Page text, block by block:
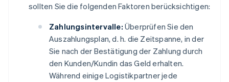
sollten Sie die folgenden Faktoren berücksichtigen:
Zahlungsintervalle: Überprüfen Sie den
Auszahlungsplan, d. h. die Zeitspanne, in der
Sie nach der Bestätigung der Zahlung durch
den Kunden/Kundin das Geld erhalten.
Während einige Logistikpartner jede